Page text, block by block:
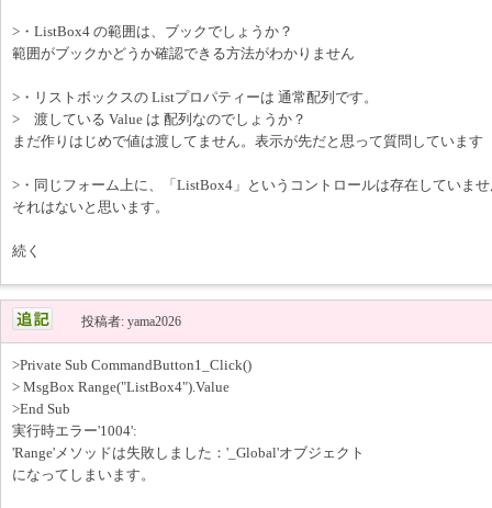
>・ListBox4 の範囲は、ブックでしょうか？
範囲がブックかどうか確認できる方法がわかりません
>・リストボックスの Listプロパティーは 通常配列です。
> 渡している Value は 配列なのでしょうか？
まだ作りはじめで値は渡してません。表示が先だと思って質問しています
>・同じフォーム上に、「ListBox4」というコントロールは存在していま
それはないと思います。
続く
投稿者: yama2026
>Private Sub CommandButton1_Click()
> MsgBox Range("ListBox4").Value
>End Sub
実行時エラー'1004':
'Range'メソッドは失敗しました：'_Global'オブジェクト
になってしまいます。